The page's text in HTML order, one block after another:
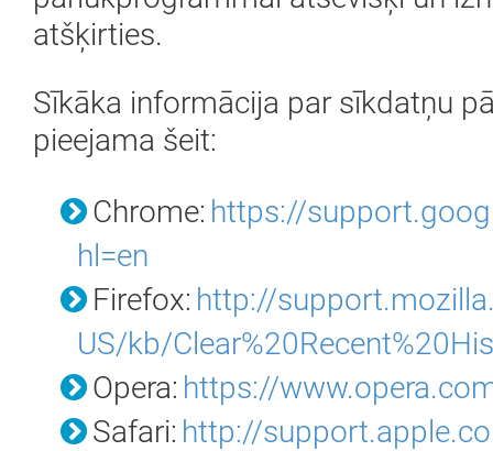
atšķirties.
Sīkāka informācija par sīkdatņu
pieejama šeit:
Chrome: https://
hl=en
Firefox: http://
US/kb/
Opera: https://
Safari: http://